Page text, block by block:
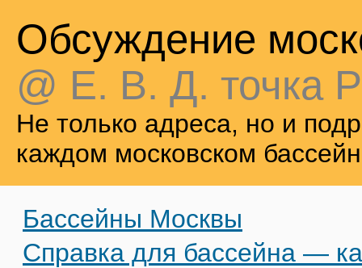
Обсуждение
@ Е. В. Д. точка
Не только адреса, но и
каждом московском
Бассейны Москвы
Справка для бассейна —